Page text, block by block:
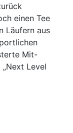
einen Tee
Läufern aus
Mit-
Level